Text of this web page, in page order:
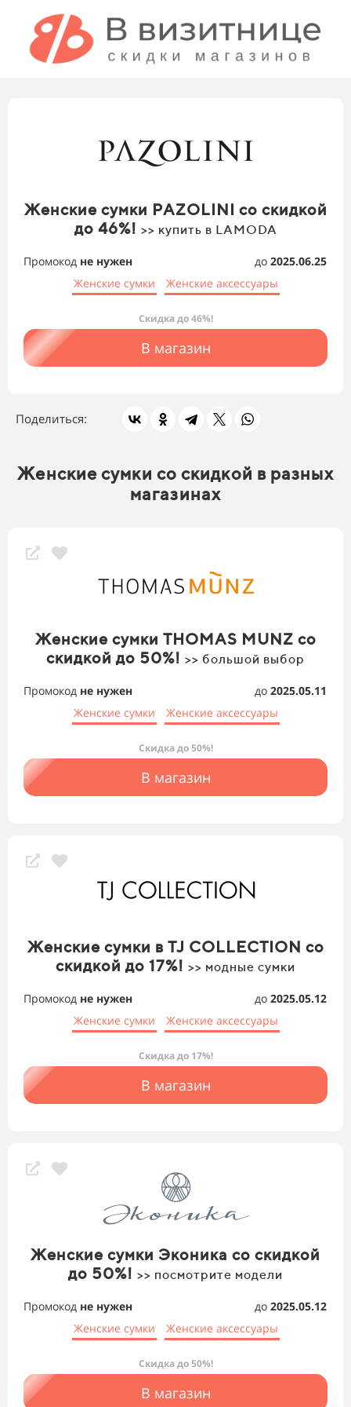
Женские сумки PAZOLINI со скидкой
до 46%! >> купить в LAMODA
Промокод не нужен до 2025.06.25
Женские сумки
Женские аксессуары
Скидка до 46%!
В магазин
Поделиться:
Женские сумки со скидкой в разных
магазинах
Женские сумки THOMAS MUNZ со
скидкой до 50%! >> большой выбор
Промокод не нужен до 2025.05.11
Женские сумки
Женские аксессуары
Скидка до 50%!
В магазин
Женские сумки в TJ COLLECTION со
скидкой до 17%! >> модные сумки
Промокод не нужен до 2025.05.12
Женские сумки
Женские аксессуары
Скидка до 17%!
В магазин
Женские сумки Эконика со скидкой
до 50%! >> посмотрите модели
Промокод не нужен до 2025.05.12
Женские сумки
Женские аксессуары
Скидка до 50%!
В магазин